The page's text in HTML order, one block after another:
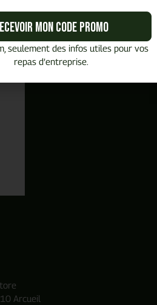
un panier,
générer un devis PDF
devis en ligne
clics
mail de manière autonome sur la
vous avez ajouté à votre panier.
d'information ?
être
un rendez-vous
commercial
de contact
Arcueil
mon code promo
seulement des infos utiles pour vos
repas d’entreprise.